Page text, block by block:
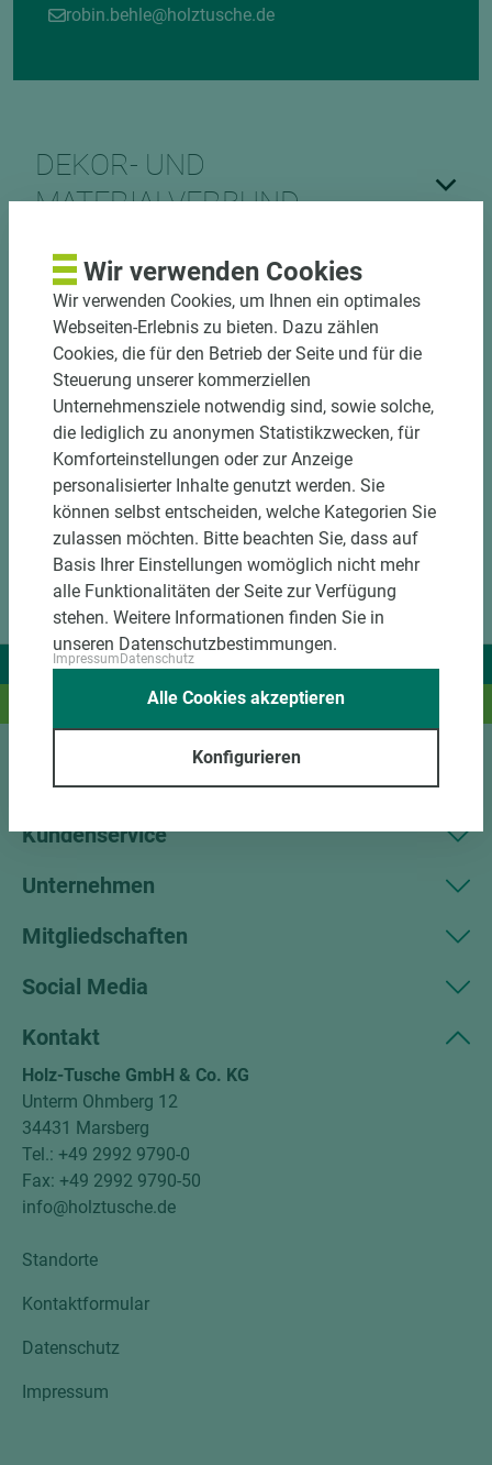
robin.behle@holztusche.de
DEKOR- UND
MATERIALVERBUND
DOWNLOADS
Wir liefern Ideen.
Und das passende Holz dazu.
Sortiment
Kundenservice
Unternehmen
Mitgliedschaften
Social Media
Kontakt
Holz-Tusche GmbH & Co. KG
Unterm Ohmberg 12
34431 Marsberg
Tel.: +49 2992 9790-0
Fax: +49 2992 9790-50
info@holztusche.de
Standorte
Kontaktformular
Datenschutz
Impressum
Wir verwenden Cookies
Wir verwenden Cookies, um Ihnen ein optimales
Webseiten-Erlebnis zu bieten. Dazu zählen
Cookies, die für den Betrieb der Seite und für die
Steuerung unserer kommerziellen
Unternehmensziele notwendig sind, sowie solche,
die lediglich zu anonymen Statistikzwecken, für
Komforteinstellungen oder zur Anzeige
personalisierter Inhalte genutzt werden. Sie
können selbst entscheiden, welche Kategorien Sie
zulassen möchten. Bitte beachten Sie, dass auf
Basis Ihrer Einstellungen womöglich nicht mehr
alle Funktionalitäten der Seite zur Verfügung
stehen. Weitere Informationen finden Sie in
unseren Datenschutzbestimmungen.
ImpressumDatenschutz
Konfigurieren
Alle Cookies akzeptieren